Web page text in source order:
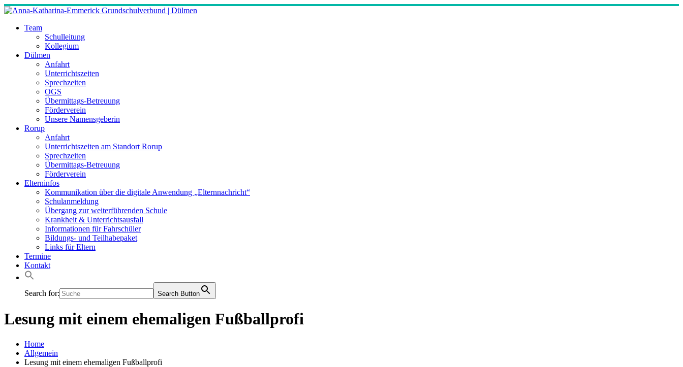
Skip
to
contentTeam
Schulleitung
Kollegium
Dülmen
Anfahrt
Unterrichtszeiten
Sprechzeiten
OGS
Übermittags-Betreuung
Förderverein
Unsere Namensgeberin
Rorup
Anfahrt
Unterrichtszeiten am Standort Rorup
Sprechzeiten
Übermittags-Betreuung
Förderverein
Elterninfos
Kommunikation über die digitale Anwendung „Elternnachricht“
Schulanmeldung
Übergang zur weiterführenden Schule
Krankheit & Unterrichtsausfall
Informationen für Fahrschüler
Bildungs- und Teilhabepaket
Links für Eltern
Termine
Kontakt
Search for: Search Button
Lesung mit einem ehemaligen Fußballprofi
Home
Allgemein
Lesung mit einem ehemaligen Fußballprofi